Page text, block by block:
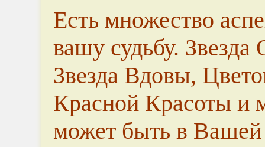
Есть множество
вашу судьбу. Звезда
Звезда Вдовы,
Красной Красоты и
может быть в